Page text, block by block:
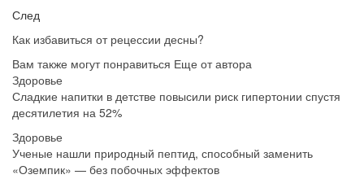
След
Как избавиться от рецессии десны?
Вам также могут понравиться Еще от автора
Здоровье
Сладкие напитки в детстве повысили риск гипертонии спустя
десятилетия на 52%
Здоровье
Ученые нашли природный пептид, способный заменить
«Оземпик» — без побочных эффектов